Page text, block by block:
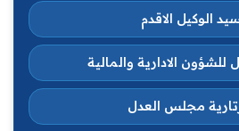
الوكيل الاقدم
للشؤون الادارية والمالية
مجلس العدل